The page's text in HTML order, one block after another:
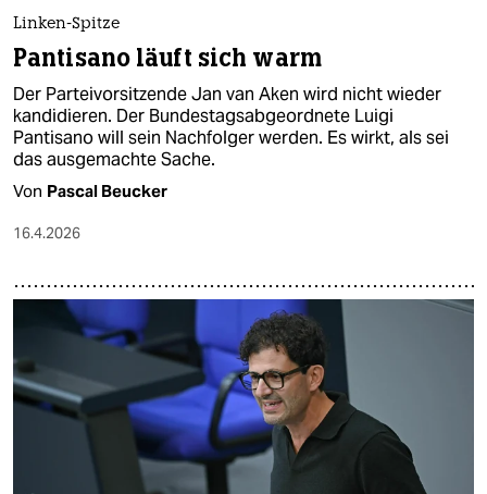
Linken-Spitze
Pantisano läuft sich warm
Der Parteivorsitzende Jan van Aken wird nicht wieder
kandidieren. Der Bundestagsabgeordnete Luigi
Pantisano will sein Nachfolger werden. Es wirkt, als sei
das ausgemachte Sache.
Von Pascal Beucker
16.4.2026